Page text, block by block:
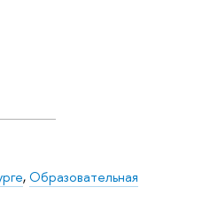
,Образовательная